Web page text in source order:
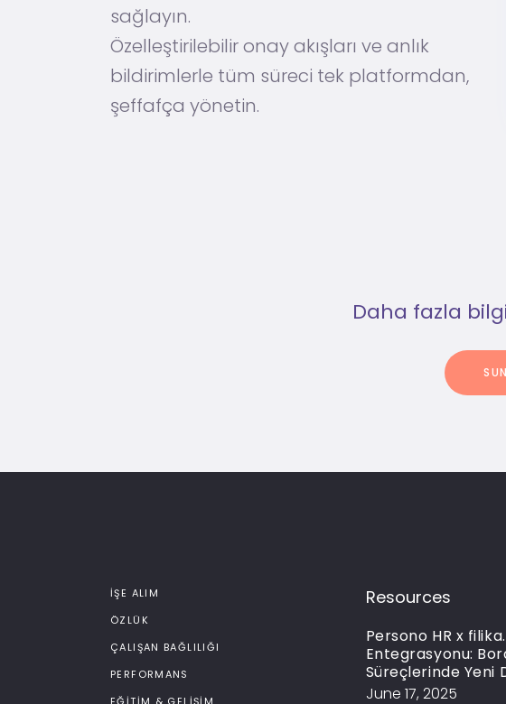
sağlayın.
Özelleştirilebilir onay akışları ve anlık
bildirimlerle tüm süreci tek platformdan,
şeffafça yönetin.
Daha fazla
İŞE ALIM
ÖZLÜK
ÇALIŞAN BAĞLILIĞI
PERFORMANS
Resources
Persono HR x
Entegrasyonu:
Süreçlerinde Yeni
June 17, 2025